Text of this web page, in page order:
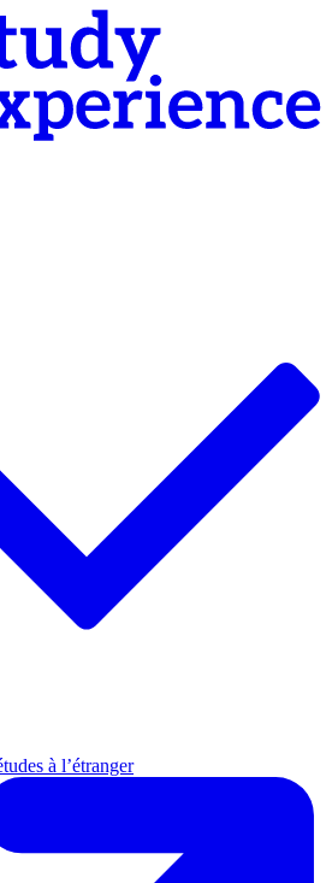
à l’étranger